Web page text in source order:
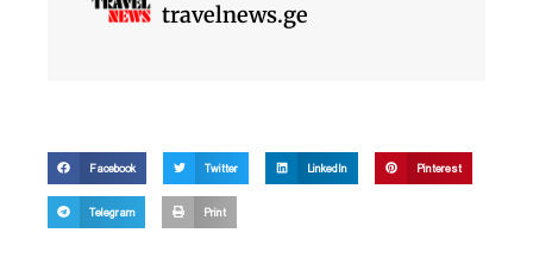
travelnews.ge
Facebook Twitter LinkedIn Pinterest
Telegram Print